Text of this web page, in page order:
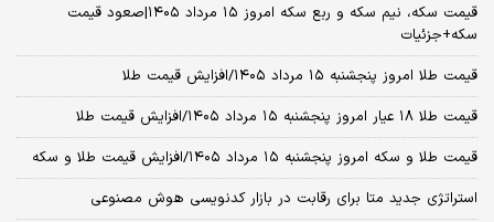
قیمت سکه، نیم سکه و ربع سکه امروز ۱۵ مرداد ۱۴۰۵|صعود قیمت
سکه+جزئیات
قیمت طلا امروز پنجشنبه ۱۵ مرداد ۱۴۰۵/افزایش قیمت طلا
قیمت طلا ۱۸ عیار امروز پنجشنبه ۱۵ مرداد ۱۴۰۵/افزایش قیمت طلا
قیمت طلا و سکه امروز پنجشنبه ۱۵ مرداد ۱۴۰۵/افزایش قیمت طلا و سکه
استراتژی جدید متا برای رقابت در بازار کدنویسی هوش مصنوعی